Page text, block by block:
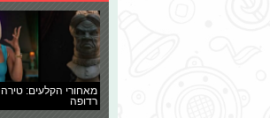
מאחורי הקלעים: טירה
רדופה